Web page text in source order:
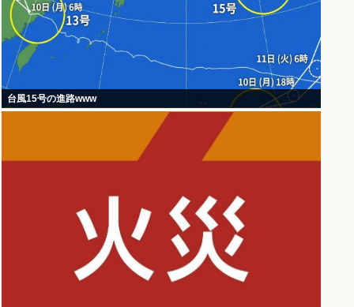
台風15号の進路www